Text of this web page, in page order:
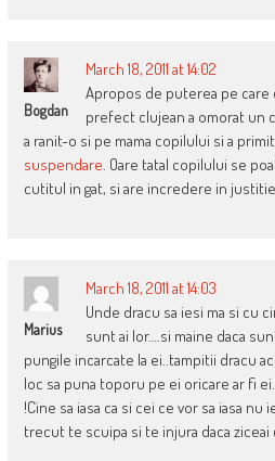
Bogdan
March 18, 2011 at 14:02
Apropos de puterea pe care
prefect clujean a omorat un
a ranit-o si pe mama copilului si a primit
suspendare. Oare tatal copilului se
cutitul in gat, si are incredere in
Marius
March 18, 2011 at 14:03
Unde dracu sa iesi ma si cu
sunt ai lor….si maine daca
pungile incarcate la ei..tampitii dracu
loc sa puna toporu pe ei oricare ar fi
!Cine sa iasa ca si cei ce vor sa iasa
trecut te scuipa si te injura daca ziceai